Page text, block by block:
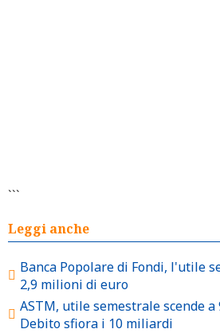
```
Leggi anche
Banca Popolare di Fondi, l'utile
2,9 milioni di euro
ASTM, utile semestrale scende
Debito sfiora i 10 miliardi